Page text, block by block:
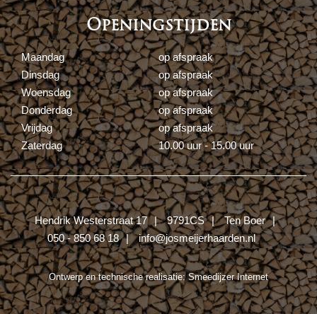
Openingstijden
Maandag
op afspraak
Dinsdag
op afspraak
Woensdag
op afspraak
Donderdag
op afspraak
Vrijdag
op afspraak
Zaterdag
10.00 uur - 15.00 uur
Hendrik Westerstraat 17 9791CS
Ten Boer
050 - 850 68 18
info@josmeijerhaarden.nl
Ontwerp en technische realisatie:Smeedijzer Internet